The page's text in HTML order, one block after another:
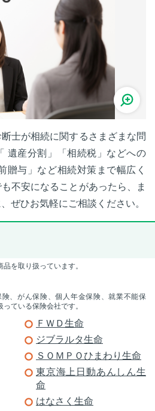
士が相続に関するさまざまな問
遺産分割」「相続税」などへの
贈与」など相続対策まで幅広く
不安になることがあったら、ま
ぜひお気軽にご相談ください。
を取り扱っています。
、がん保険、個人年金保険、就業不能保
ている保険会社です。
ＦＷＤ生命
ジブラルタ生命
ＳＯＭＰＯひまわり生命
東京海上日動あんしん生
命
はなさく生命